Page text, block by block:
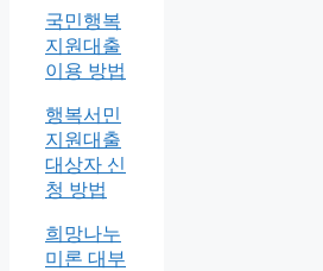
국민행복
지원대출
이용 방법
행복서민
지원대출
대상자 신
청 방법
희망나누
미론 대부